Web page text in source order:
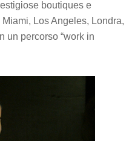
boutiques e
Los Angeles, Londra,
un percorso “work in